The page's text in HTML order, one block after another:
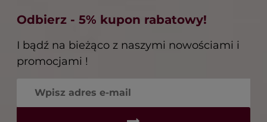
Odbierz - 5% kupon rabatowy!
I bądź na bieżąco z naszymi nowościami i
promocjami !